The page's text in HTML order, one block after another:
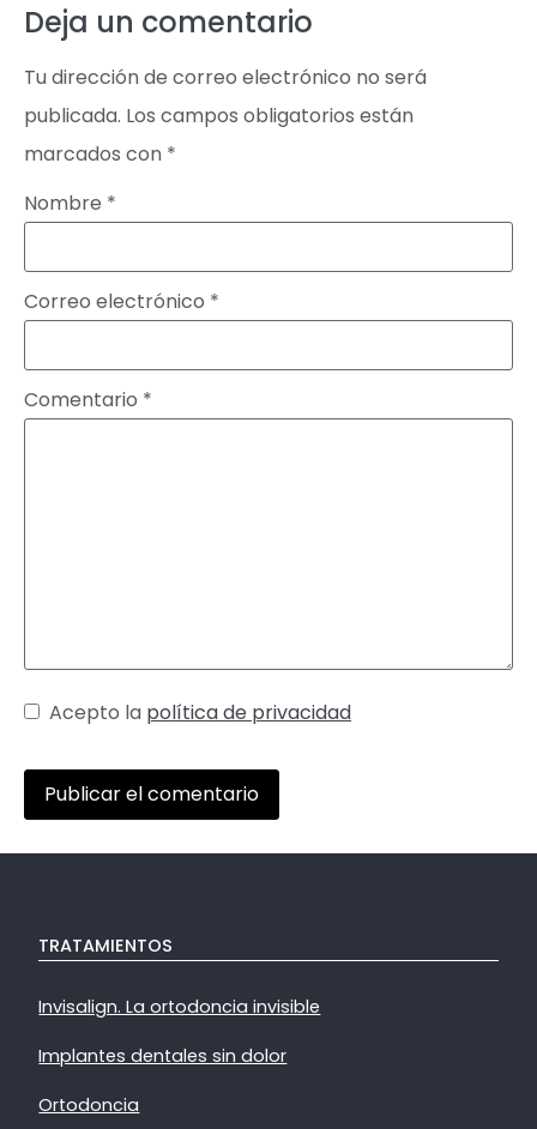
Deja un comentario
Tu dirección de correo electrónico no será
publicada. Los campos obligatorios están
marcados con *
Nombre *
Correo electrónico *
Comentario *
Acepto la política de privacidad
TRATAMIENTOS
Invisalign. La ortodoncia invisible
Implantes dentales sin dolor
Ortodoncia